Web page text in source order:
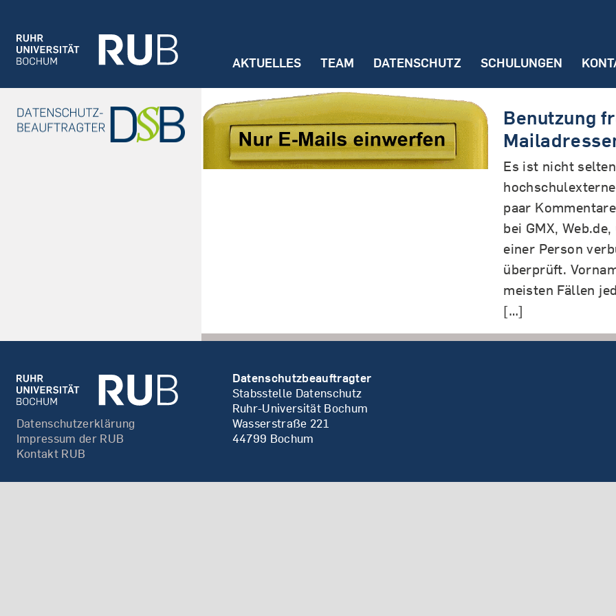
AKTUELLES TEAM DATENSCHUTZ
Informationen
DS-GVO
Formulare
In der Forschung
Umfragen
Interviewdaten
SCHULUNGEN
Benutzung
Es ist nicht
paar
bei GMX,
einer Person
überprüft.
meisten Fällen
[…]
Datenschutzerklärung
Impressum der RUB
Kontakt RUB
Datenschutzbeauftragter
Stabsstelle Datenschutz
Ruhr-Universität Bochum
Wasserstraße 221
44799 Bochum